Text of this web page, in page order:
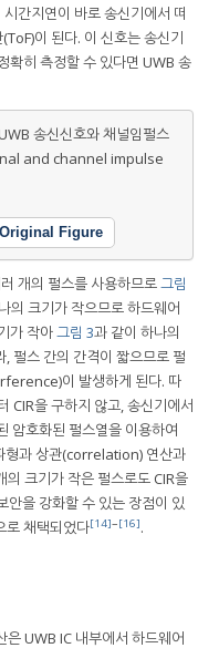
간지연이 바로 송신기에서 떠
이 된다. 이 신호는 송신기
확히 측정할 수 있다면 UWB 송
송신신호와 채널임펄스
and channel impulse
Figure
개의 펄스를 사용하므로그림
의 크기가 작으므로 하드웨어
가 작아그림 3과 같이 하나의
펄스 간의 간격이 짧으므로 펄
이 발생하게 된다. 따
CIR을 구하지 않고, 송신기에서
호화된 펄스열을 이용하여
형과 상관(correlation) 연산과
의 크기가 작은 펄스로도 CIR을
안을 강화할 수 있는 장점이 있
로 채택되었다[14]~[16].
은 UWB IC 내부에서 하드웨어